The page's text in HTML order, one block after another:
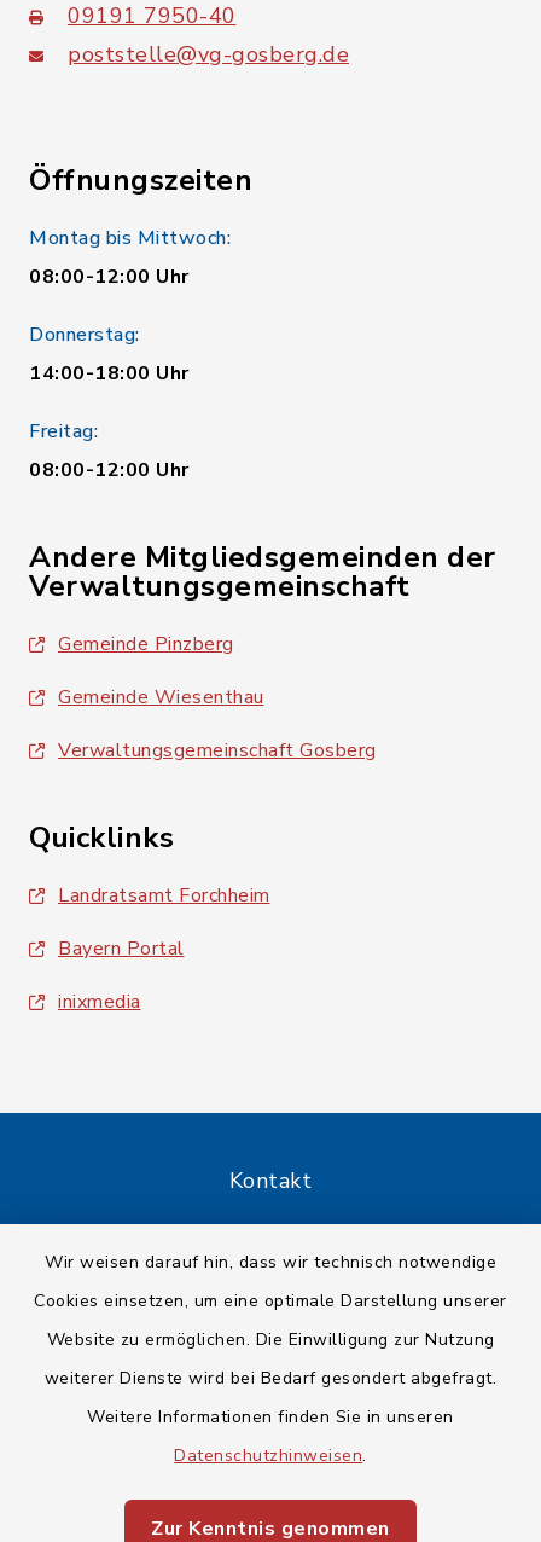
Wir weisen darauf hin, dass wir technisch notwendige
Cookies einsetzen, um eine optimale Darstellung unserer
Website zu ermöglichen. Die Einwilligung zur Nutzung
weiterer Dienste wird bei Bedarf gesondert abgefragt.
Weitere Informationen finden Sie in unseren
Datenschutzhinweisen.
Zur Kenntnis genommen
09191 7950-40
poststelle@vg-gosberg.de
Öffnungszeiten
Montag bis Mittwoch:
08:00-12:00 Uhr
Donnerstag:
14:00-18:00 Uhr
Freitag:
08:00-12:00 Uhr
Andere Mitgliedsgemeinden der
Verwaltungsgemeinschaft
Gemeinde Pinzberg
Gemeinde Wiesenthau
Verwaltungsgemeinschaft Gosberg
Quicklinks
Landratsamt Forchheim
Bayern Portal
inixmedia
Kontakt
Datenschutz
Impressum
Sitemap
Cookie-Einstellungen